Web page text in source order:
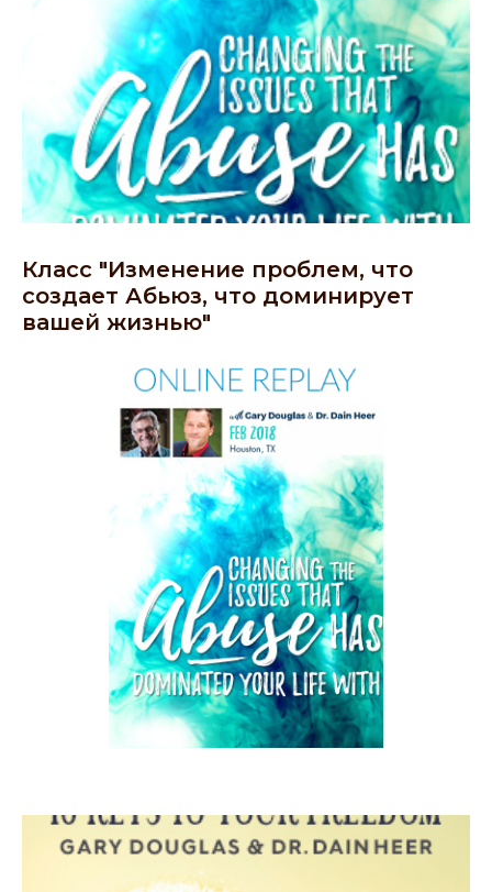
Класс "Изменение проблем, что
создает Абьюз, что доминирует
вашей жизнью"